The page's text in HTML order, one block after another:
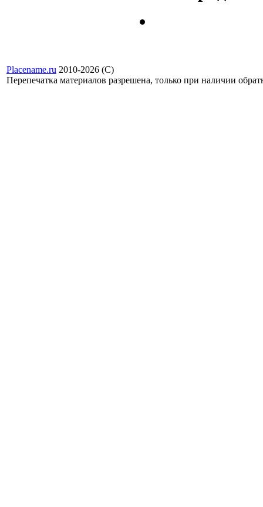
Placename.ru 2010-2026 (С)
Перепечатка материалов разрешена, только при наличии